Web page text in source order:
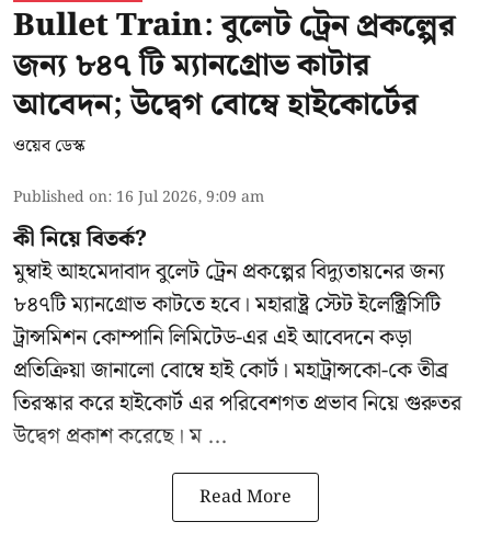
Bullet Train: বুলেট ট্রেন প্রকল্পের
জন্য ৮৪৭ টি ম্যানগ্রোভ কাটার
আবেদন; উদ্বেগ বোম্বে হাইকোর্টের
ওয়েব ডেস্ক
Published on: 16 Jul 2026, 9:09 am
কী নিয়ে বিতর্ক?
মুম্বাই আহমেদাবাদ বুলেট ট্রেন প্রকল্পের বিদ্যুতায়নের জন্য
৮৪৭টিম্যানগ্রোভকাটতে হবে। মহারাষ্ট্র স্টেট ইলেক্ট্রিসিটি
ট্রান্সমিশন কোম্পানি লিমিটেড-এর এই আবেদনে কড়া
প্রতিক্রিয়া জানালো বোম্বে হাই কোর্ট। মহাট্রান্সকো-কে তীব্র
তিরস্কার করে হাইকোর্ট এর পরিবেশগত প্রভাব নিয়ে গুরুতর
উদ্বেগ প্রকাশ করেছে। ম ...
Read More